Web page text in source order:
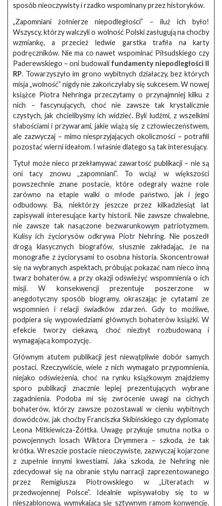
sposób nieoczywisty i rzadko wspominany przez historyków.
„Zapomniani żołnierze niepodległości” – iluż ich było!
Wszyscy, którzy walczyli o wolność Polski zasługują na choćby
wzmiankę, a przecież ledwie garstka trafiła na karty
podręczników. Nie ma co nawet wspominać Piłsudskiego czy
Paderewskiego – oni budowali fundamenty niepodległości II
RP. Towarzyszyło im grono wybitnych działaczy, bez których
misja „wolność” nigdy nie zakończyłaby się sukcesem. W nowej
książce Piotra Nehringa przeczytamy o przynajmniej kilku z
nich – fascynujących, choć nie zawsze tak krystalicznie
czystych, jak chcielibyśmy ich widzieć. Byli ludźmi, z wszelkimi
słabościami i przywarami, jakie wiążą się z człowieczeństwem,
ale zazwyczaj – mimo niesprzyjających okoliczności – potrafili
pozostać wierni ideałom. I właśnie dlatego są tak interesujący.
Tytuł może nieco przekłamywać zawartość publikacji – nie są
oni tacy znowu „zapomniani”. To wciąż w większości
powszechnie znane postacie, które odegrały ważne role
zarówno na etapie walki o młode państwo, jak i jego
odbudowy. Ba, niektórzy jeszcze przez kilkadziesiąt lat
zapisywali interesujące karty historii. Nie zawsze chwalebne,
nie zawsze tak nasączone bezwarunkowym patriotyzmem.
Kulisy ich życiorysów odkrywa Piotr Nehring. Nie poszedł
drogą klasycznych biografów, słusznie zakładając, że na
monografie z życiorysami to osobna historia. Skoncentrował
się na wybranych aspektach, próbując pokazać nam nieco inną
twarz bohaterów, a przy okazji odświeżyć wspomnienia o ich
misji. W konsekwencji prezentuje poszerzone w
anegdotyczny sposób biogramy, okraszając je cytatami ze
wspomnień i relacji świadków zdarzeń. Gdy to możliwe,
podpiera się wypowiedziami głównych bohaterów książki. W
efekcie tworzy ciekawą, choć niezbyt rozbudowaną i
wymagającą kompozycję.
Głównym atutem publikacji jest niewątpliwie dobór samych
postaci. Rzeczywiście, wiele z nich wymagało przypomnienia,
niejako odświeżenia, choć na rynku książkowym znajdziemy
sporo publikacji znacznie lepiej prezentujących wybrane
zagadnienia. Podoba mi się zwrócenie uwagi na cichych
bohaterów, którzy zawsze pozostawali w cieniu wybitnych
dowódców, jak choćby Franciszka Skibińskiego czy dyplomatę
Leona Mitkiewicza-Żółtka. Uwagę przykuje smutna notka o
powojennych losach Wiktora Drymmera – szkoda, że tak
krótka. Wreszcie postacie nieoczywiste, zazwyczaj kojarzone
z zupełnie innymi kwestiami. Jaka szkoda, że Nehring nie
zdecydował się na obranie stylu narracji zaprezentowanego
przez Remigiusza Piotrowskiego w „Literatach w
przedwojennej Polsce”. Idealnie wpisywałoby się to w
nieszablonową, wymykającą się sztywnym ramom konwencję.